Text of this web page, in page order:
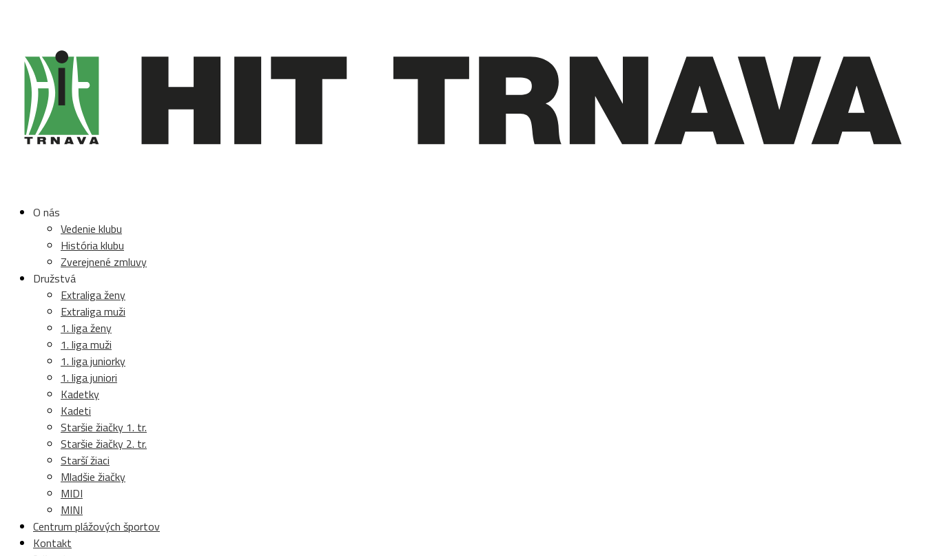
O nás
Vedenie klubu
História klubu
Zverejnené zmluvy
Družstvá
Extraliga ženy
Extraliga muži
1. liga ženy
1. liga muži
1. liga juniorky
1. liga juniori
Kadetky
Kadeti
Staršie žiačky 1. tr.
Staršie žiačky 2. tr.
Starší žiaci
Mladšie žiačky
MIDI
MINI
Centrum plážových športov
Kontakt